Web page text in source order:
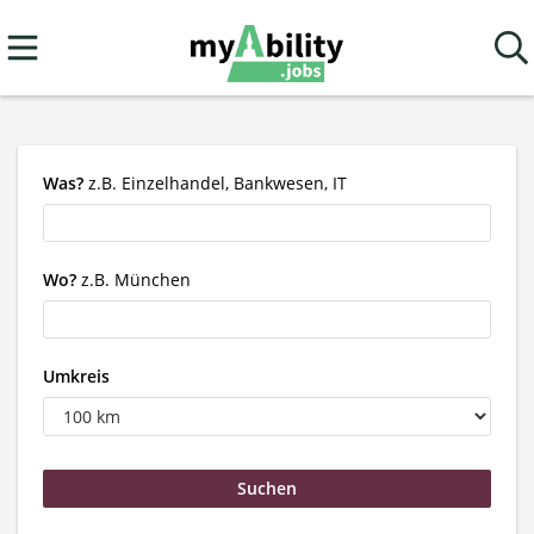
Was? z.B. Einzelhandel, Bankwesen, IT
Wo? z.B. München
Umkreis